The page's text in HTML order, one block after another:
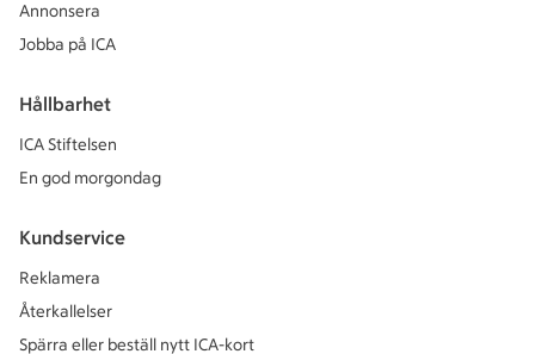
Annonsera
Jobba på ICA
Hållbarhet
ICA Stiftelsen
En god morgondag
Kundservice
Reklamera
Återkallelser
Spärra eller beställ nytt ICA-kort